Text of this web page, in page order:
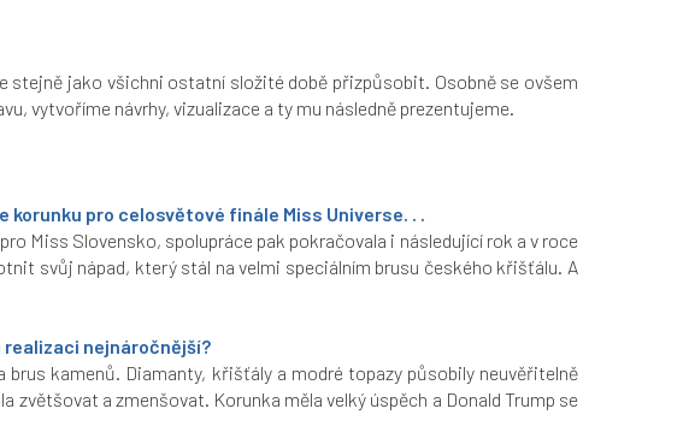
stejně jako všichni ostatní složité době přizpůsobit. Osobně se ovšem
vytvoříme návrhy, vizualizace a ty mu následně prezentujeme.
pro celosvětové finále Miss Universe. . .
Miss Slovensko, spolupráce pak pokračovala i následující rok a v roce
svůj nápad, který stál na velmi speciálním brusu českého křišťálu. A
realizaci nejnáročnější?
kamenů. Diamanty, křišťály a modré topazy působily neuvěřitelně
zvětšovat a zmenšovat. Korunka měla velký úspěch a Donald Trump se